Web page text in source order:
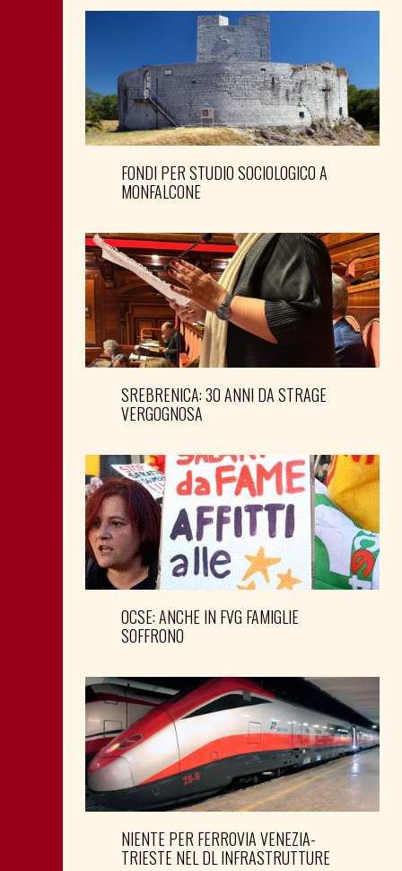
FONDI PER STUDIO SOCIOLOGICO A
MONFALCONE
SREBRENICA: 30 ANNI DA STRAGE
VERGOGNOSA
OCSE: ANCHE IN FVG FAMIGLIE
SOFFRONO
NIENTE PER FERROVIA VENEZIA-
TRIESTE NEL DL INFRASTRUTTURE